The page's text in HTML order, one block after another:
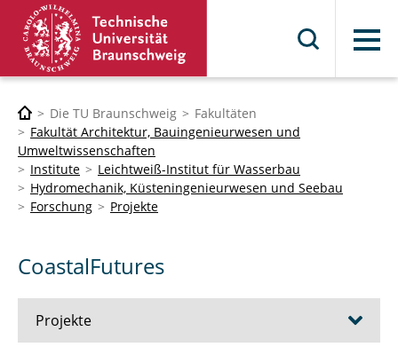
Menü
Die TU Braunschweig
Fakultäten
Fakultät Architektur, Bauingenieurwesen und
Umweltwissenschaften
Institute
Leichtweiß-Institut für Wasserbau
Hydromechanik, Küsteningenieurwesen und Seebau
Forschung
Projekte
CoastalFutures
Projekte